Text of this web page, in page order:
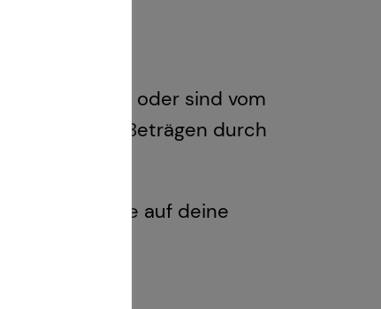
nicht wie oder sind vom
mit kleinen Beträgen durch
erreichen.
finde eine auf deine